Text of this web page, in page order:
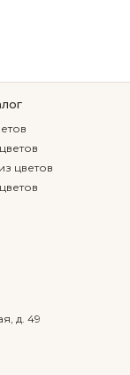
цветов
д. 49